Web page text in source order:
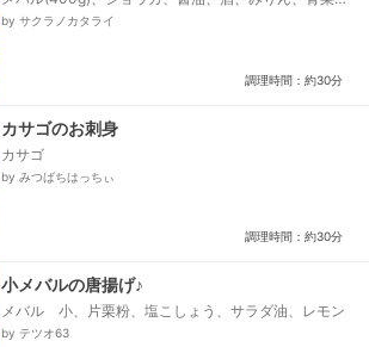
梅干し
by サクラノカタライ
調理時間：約30分
カサゴのお刺身
カサゴ
by みつばちはっちぃ
調理時間：約30分
小メバルの唐揚げ♪
メバル 小、片栗粉、塩こしょう、サラダ油、レモン
by テツオ63